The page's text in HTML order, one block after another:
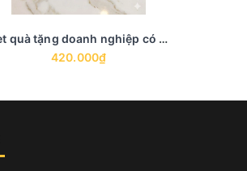
Set quà tặng doanh nghiệp có sẵn GS 5
420.000₫